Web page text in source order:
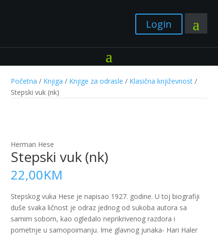
Login
Početna / Knjiga / Knjige za odrasle / Klasična književnost /
Stepski vuk (nk)
Herman Hese
Stepski vuk (nk)
22,00KM
Stepskog vuka Hese je napisao 1927. godine. U toj biografiji
duše svaka ličnost je odraz jednog od sukoba autora sa
samim sobom, kao ogledalo neprikrivenog razdora i
pometnje u samopoimanju. Ime glavnog junaka- Hari Haler